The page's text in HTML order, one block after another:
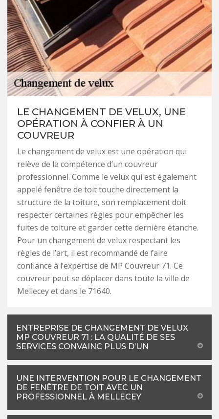
LE CHANGEMENT DE VELUX, UNE
OPÉRATION À CONFIER À UN
COUVREUR
Le changement de velux est une opération qui
relève de la compétence d’un couvreur
professionnel. Comme le velux qui est également
appelé fenêtre de toit touche directement la
structure de la toiture, son remplacement doit
respecter certaines règles pour empêcher les
fuites de toiture et garder cette dernière étanche.
Pour un changement de velux respectant les
règles de l’art, il est recommandé de faire
confiance à l’expertise de MP Couvreur 71. Ce
couvreur peut se déplacer dans toute la ville de
Mellecey et dans le 71640.
ENTREPRISE DE CHANGEMENT DE VELUX
MP COUVREUR 71 : LA QUALITÉ DE SES
SERVICES CONVAINC PLUS D’UN
UNE INTERVENTION POUR LE CHANGEMENT
DE FENÊTRE DE TOIT AVEC UN
PROFESSIONNEL À MELLECEY